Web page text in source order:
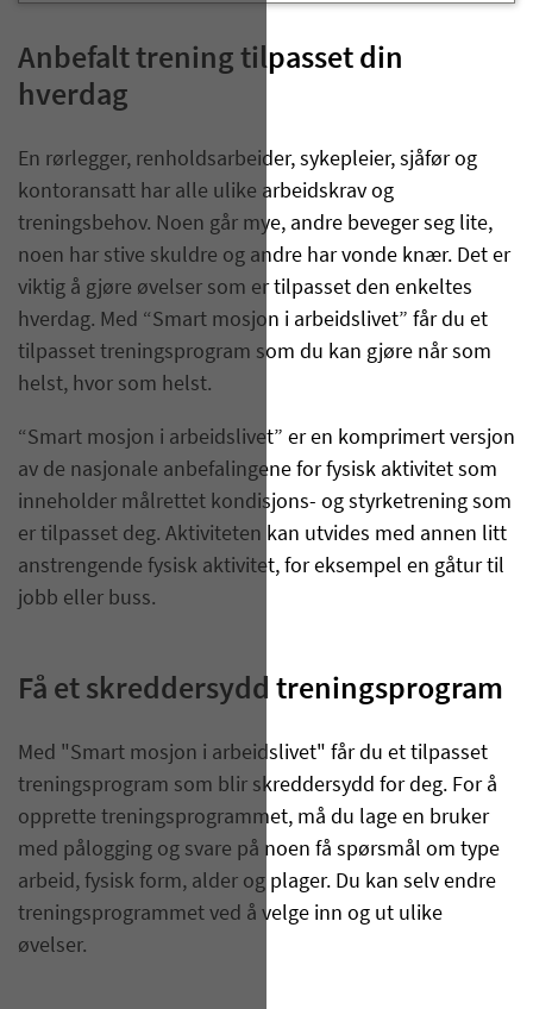
Anbefalt trening tilpasset din
hverdag
En rørlegger, renholdsarbeider, sykepleier, sjåfør og
kontoransatt har alle ulike arbeidskrav og
treningsbehov. Noen går mye, andre beveger seg lite,
noen har stive skuldre og andre har vonde knær. Det er
viktig å gjøre øvelser som er tilpasset den enkeltes
hverdag. Med “Smart mosjon i arbeidslivet” får du et
tilpasset treningsprogram som du kan gjøre når som
helst, hvor som helst.
“Smart mosjon i arbeidslivet” er en komprimert versjon
av de nasjonale anbefalingene forfysisk aktivitet som
inneholder målrettet kondisjons- og styrketrening som
er tilpasset deg. Aktiviteten kan utvides med annen litt
anstrengende fysisk aktivitet, for eksempel en gåturtil
jobb eller buss.
Få et skreddersydd treningsprogram
Med "Smart mosjon i arbeidslivet" får du et tilpasset
treningsprogram som blir skreddersydd for deg. For å
opprette treningsprogrammet, må du lage en bruker
med pålogging og svare på noen få spørsmål om type
arbeid, fysisk form, alder og plager. Du kan selv endre
treningsprogrammet ved å velge inn og ut ulike
øvelser.